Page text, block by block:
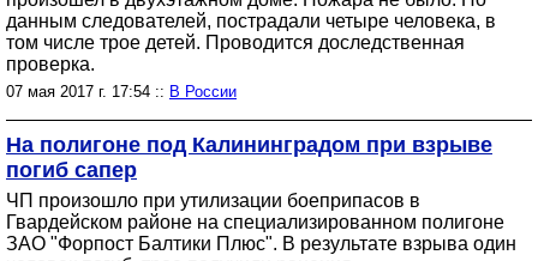
данным следователей, пострадали четыре человека, в
том числе трое детей. Проводится доследственная
проверка.
07 мая 2017 г. 17:54 :: В России
На полигоне под Калининградом при взрыве
погиб сапер
ЧП произошло при утилизации боеприпасов в
Гвардейском районе на специализированном полигоне
ЗАО "Форпост Балтики Плюс". В результате взрыва один